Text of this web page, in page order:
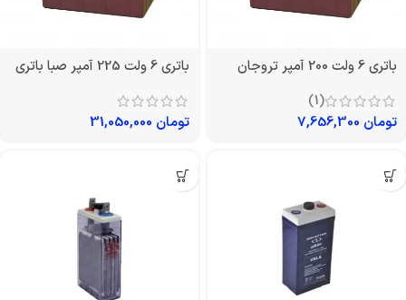
باتری 6 ولت 200 آمپر تروجان
(1)
تومان
باتری 6 ولت 225 آمپر صبا باتری
تومان